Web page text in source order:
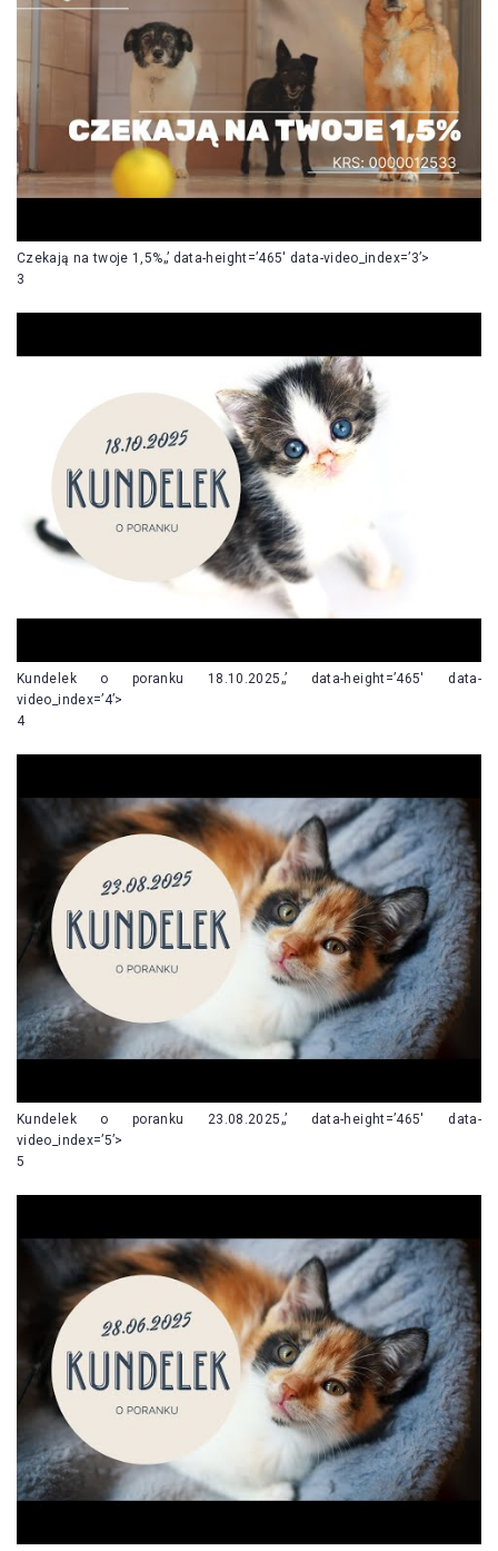
Czekają na twoje 1,5%„’ data-height=’465′ data-video_index=’3’>
3
Kundelek o poranku 18.10.2025„’ data-height=’465′ data-
video_index=’4’>
4
Kundelek o poranku 23.08.2025„’ data-height=’465′ data-
video_index=’5’>
5